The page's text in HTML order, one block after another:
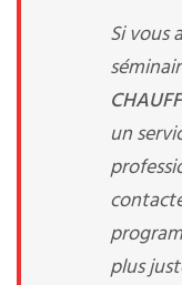
Si vous
un
plus